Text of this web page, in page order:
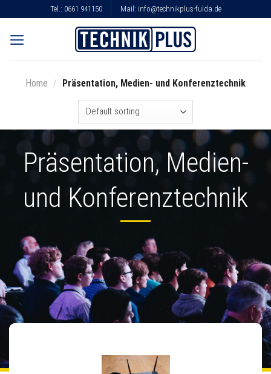
to
content
Tel.: 0661 941150 Mail: info@technikplus-fulda.de
Home / Präsentation, Medien- und Konferenztechnik
Präsentation, Medien-
und Konferenztechnik